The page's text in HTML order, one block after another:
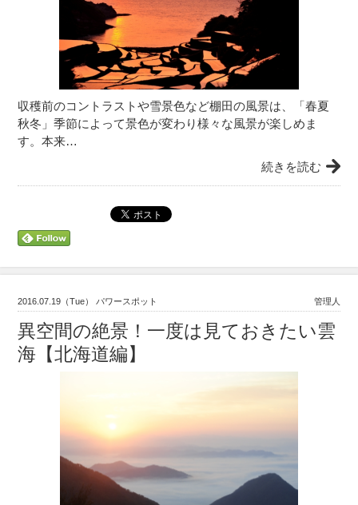
収穫前のコントラストや雪景色など棚田の風景は、「春夏
秋冬」季節によって景色が変わり様々な風景が楽しめま
す。本来…
続きを読む
2016.07.19（Tue） パワースポット 管理人
異空間の絶景！一度は見ておきたい雲
海【北海道編】